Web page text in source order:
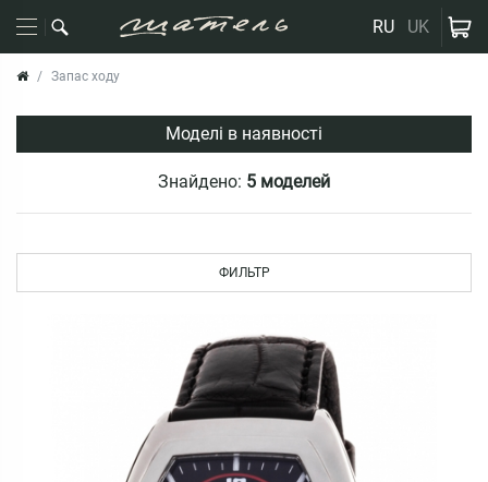
RU UK
Запас ходу
Моделі в наявності
Знайдено: 5 моделей
ФИЛЬТР